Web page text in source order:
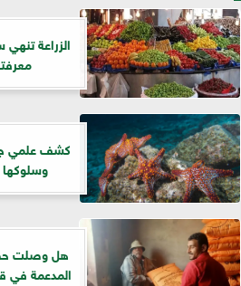
الزراعة
كشف علمي
هل وصلت
المدعمة في